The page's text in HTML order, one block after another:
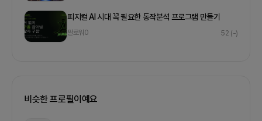
피지컬 AI 시대 꼭 필요한 동작분석 프로그램 만들기
팔로워 0 52 (-)
비슷한 프로필이예요